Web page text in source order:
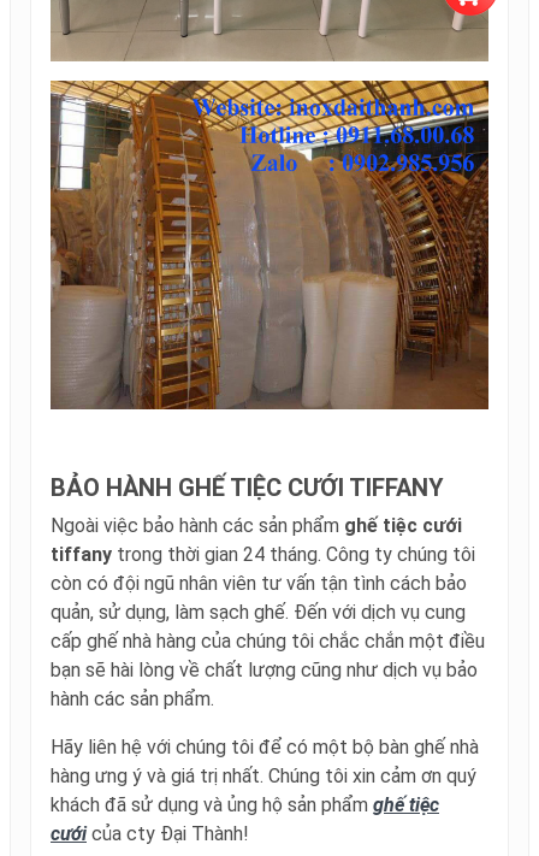
BẢO HÀNH GHẾ TIỆC CƯỚI TIFFANY
Ngoài việc bảo hành các sản phẩm ghế tiệc cưới
tiffany trong thời gian 24 tháng. Công ty chúng tôi
còn có đội ngũ nhân viên tư vấn tận tình cách bảo
quản, sử dụng, làm sạch ghế. Đến với dịch vụ cung
cấp ghế nhà hàng của chúng tôi chắc chắn một điều
bạn sẽ hài lòng về chất lượng cũng như dịch vụ bảo
hành các sản phẩm.
Hãy liên hệ với chúng tôi để có một bộ bàn ghế nhà
hàng ưng ý và giá trị nhất. Chúng tôi xin cảm ơn quý
khách đã sử dụng và ủng hộ sản phẩm ghế tiệc
cướicủa cty Đại Thành!